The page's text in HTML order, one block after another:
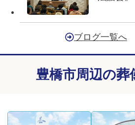
ブログ一覧へ
豊橋市周辺の葬